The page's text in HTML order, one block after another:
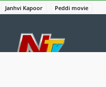
Janhvi Kapoor Peddi movie